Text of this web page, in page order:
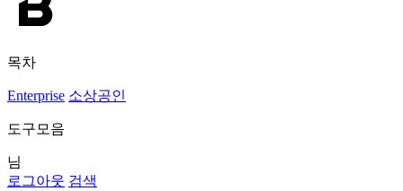
목차
Enterprise 소상공인
도구모음
님
로그아웃 검색